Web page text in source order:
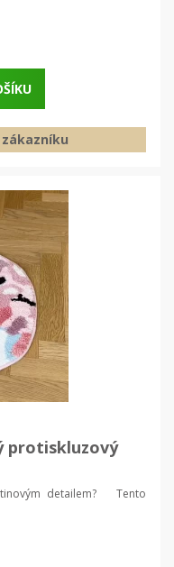
protiskluzový
detailem? Tento